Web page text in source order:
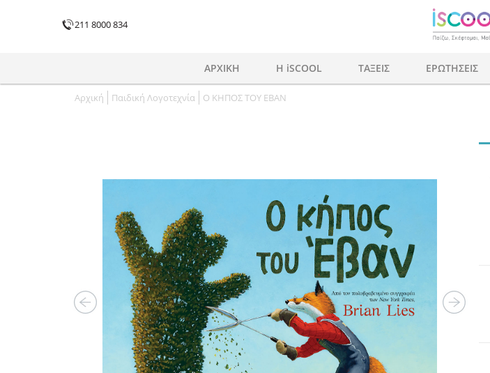
211 8000 834
ΑΡΧΙΚΗ H iSCOOL ΤΑΞΕΙΣ ΕΡΩΤΗΣΕΙΣ
Αρχική Παιδική Λογοτεχνία Ο ΚΗΠΟΣ ΤΟΥ ΕΒΑΝ